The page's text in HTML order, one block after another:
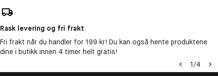
Rask levering og fri frakt
Fri frakt når du handler for 199 kr! Du kan også hente produktene
dine i butikk innen 4 timer helt gratis!
1/4